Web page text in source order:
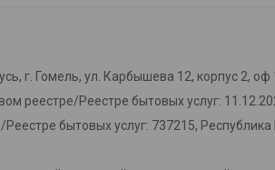
г. Гомель, ул. Карбышева 12, корпус 2, оф
реестре/Реестре бытовых услуг:
бытовых услуг: 737215, Республика